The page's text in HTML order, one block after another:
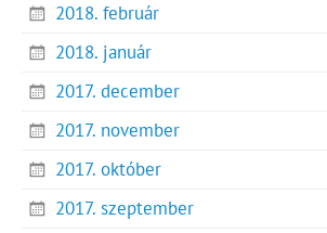
2018. február
2018. január
2017. december
2017. november
2017. október
2017. szeptember